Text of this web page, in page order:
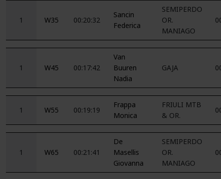
1 W35 00:20:32
Sancin
Federica
SEMIPERDO
OR.
MANIAGO
1 W45 00:17:42
Van
Buuren
Nadia
GAJA
1 W55 00:19:19
Frappa
Monica
FRIULI MTB
& OR.
1 W65 00:21:41
De
Masellis
Giovanna
SEMIPERDO
OR.
MANIAGO